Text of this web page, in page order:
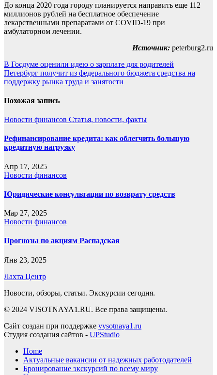
До конца 2020 года городу планируется направить еще 112
миллионов рублей на бесплатное обеспечение
лекарственными препаратами от COVID-19 при
амбулаторном лечении.
Источник: peterburg2.ru
Навигация
по
В Госдуме оценили идею о зарплате для родителей
Петербург получит из федерального бюджета средства на
поддержку рынка труда и занятости
Похожая запись
Новости финансов Статья, новости, факты
Рефинансирование кредита: как облегчить большую
кредитную нагрузку
Апр 17, 2025
Новости финансов
Юридические консультации по возврату средств
Мар 27, 2025
Новости финансов
Прогнозы по акциям Распадская
Янв 23, 2025
Лахта Центр
Новости, обзоры, статьи. Экскурсии сегодня.
© 2024 VISOTNAYA1.RU. Все права защищены.
Сайт создан при поддержке vysotnaya1.ru
Студия создания сайтов - UPStudio
Home
Актуальные вакансии от надежных работодателей
Бронирование экскурсий по всему миру